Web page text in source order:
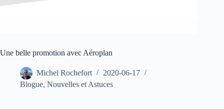
Une belle promotion avec Aéroplan
Michel Rochefort
2020-06-17
Blogue, Nouvelles et Astuces